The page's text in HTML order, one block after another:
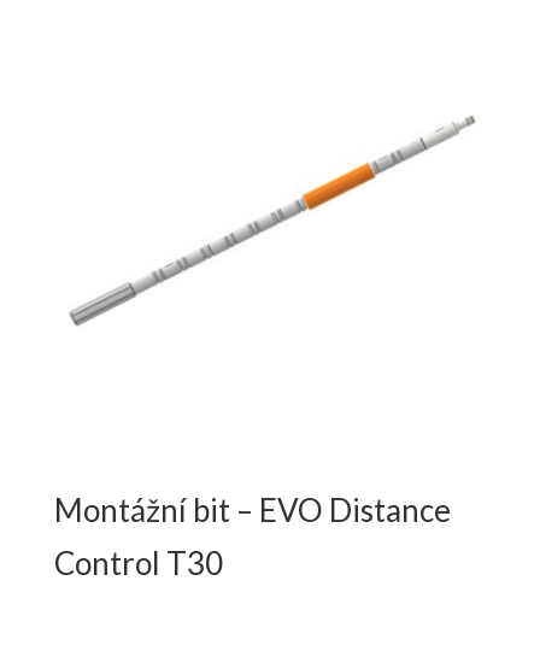
Montážní bit – EVO Distance
Control T30